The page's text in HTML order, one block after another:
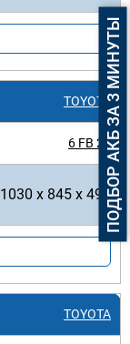
TOYOTA
6 FB 25
1030 x 845 x 495
TOYOTA
ПОДБОР АКБ ЗА 3 МИНУТЫ